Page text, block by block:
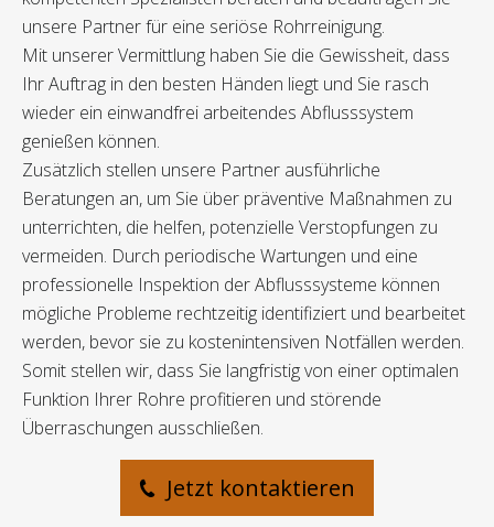
unsere Partner für eine seriöse Rohrreinigung.
Mit unserer Vermittlung haben Sie die Gewissheit, dass
Ihr Auftrag in den besten Händen liegt und Sie rasch
wieder ein einwandfrei arbeitendes Abflusssystem
genießen können.
Zusätzlich stellen unsere Partner ausführliche
Beratungen an, um Sie über präventive Maßnahmen zu
unterrichten, die helfen, potenzielle Verstopfungen zu
vermeiden. Durch periodische Wartungen und eine
professionelle Inspektion der Abflusssysteme können
mögliche Probleme rechtzeitig identifiziert und bearbeitet
werden, bevor sie zu kostenintensiven Notfällen werden.
Somit stellen wir, dass Sie langfristig von einer optimalen
Funktion Ihrer Rohre profitieren und störende
Überraschungen ausschließen.
Jetzt kontaktieren